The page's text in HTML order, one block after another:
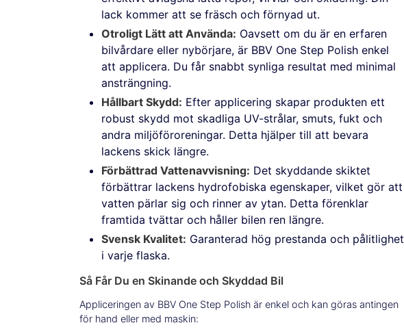
lack kommer att se fräsch och förnyad ut.
Otroligt Lätt att Använda: Oavsett om du är en erfaren
bilvårdare eller nybörjare, är BBV One Step Polish enkel
att applicera. Du får snabbt synliga resultat med minimal
ansträngning.
Hållbart Skydd: Efter applicering skapar produkten ett
robust skydd mot skadliga UV-strålar, smuts, fukt och
andra miljöföroreningar. Detta hjälper till att bevara
lackens skick längre.
Förbättrad Vattenavvisning: Det skyddande skiktet
förbättrar lackens hydrofobiska egenskaper, vilket gör att
vatten pärlar sig och rinner av ytan. Detta förenklar
framtida tvättar och håller bilen ren längre.
Svensk Kvalitet: Garanterad hög prestanda och pålitlighet
i varje flaska.
Så Får Du en Skinande och Skyddad Bil
Appliceringen av BBV One Step Polish är enkel och kan göras antingen
för hand eller med maskin: